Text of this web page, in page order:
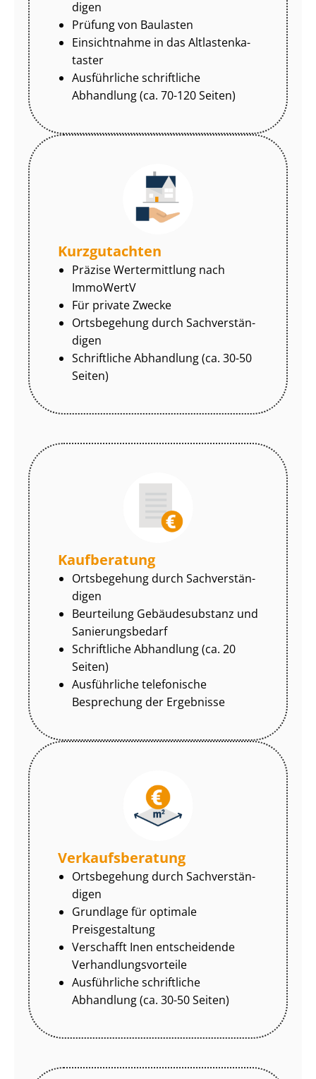
di­gen
Prüfung von Baulasten
Einsichtnahme in das Alt­las­ten­ka­
tas­ter
Ausführliche schriftliche
Abhandlung (ca. 70-120 Seiten)
Kurzgutachten
Präzise Wertermittlung nach
ImmoWertV
Für private Zwecke
Ortsbegehung durch Sach­ver­stän­
di­gen
Schriftliche Abhandlung (ca. 30-50
Seiten)
Kaufberatung
Ortsbegehung durch Sach­ver­stän­
di­gen
Beurteilung Gebäudesubstanz und
Sa­nie­rungs­be­darf
Schriftliche Abhandlung (ca. 20
Seiten)
Ausführliche telefonische
Besprechung der Ergebnisse
Ver­kaufs­be­ra­tung
Ortsbegehung durch Sach­ver­stän­
di­gen
Grundlage für optimale
Preisgestaltung
Verschafft Inen entscheidende
Ver­hand­lungs­vor­tei­le
Ausführliche schriftliche
Abhandlung (ca. 30-50 Seiten)